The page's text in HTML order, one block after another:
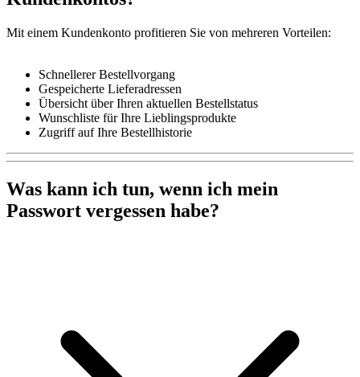
Mit einem Kundenkonto profitieren Sie von mehreren Vorteilen:
Schnellerer Bestellvorgang
Gespeicherte Lieferadressen
Übersicht über Ihren aktuellen Bestellstatus
Wunschliste für Ihre Lieblingsprodukte
Zugriff auf Ihre Bestellhistorie
Was kann ich tun, wenn ich mein
Passwort vergessen habe?